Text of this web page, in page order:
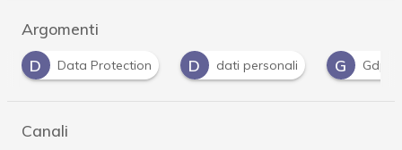
Argomenti
D
dati personali G Gdpr I Intelligenza
Canali